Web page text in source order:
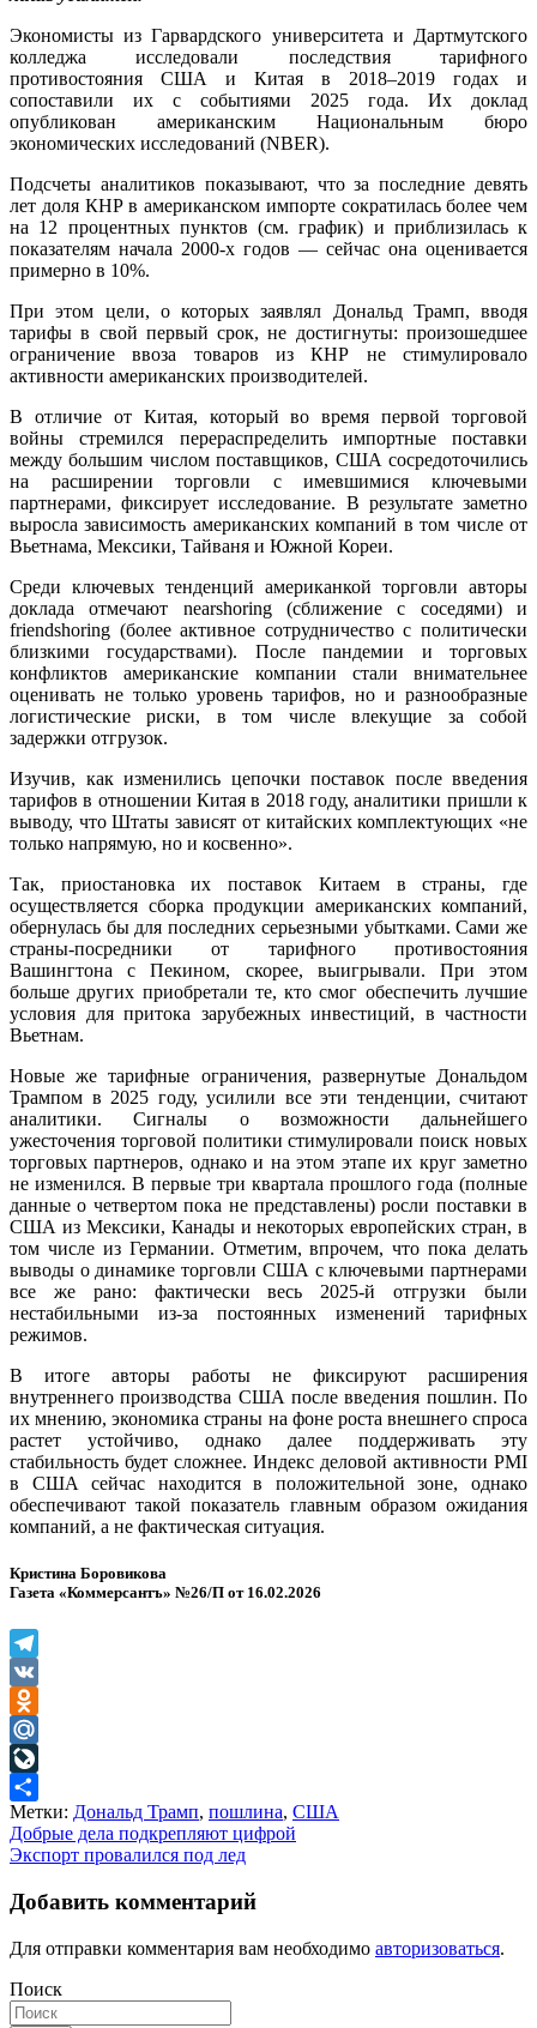
Экономисты из Гарвардского университета и Дартмутского
колледжа исследовали последствия тарифного
противостояния США и Китая в 2018–2019 годах и
сопоставили их с событиями 2025 года. Их доклад
опубликован американским Национальным бюро
экономических исследований (NBER).
Подсчеты аналитиков показывают, что за последние девять
лет доля КНР в американском импорте сократилась более чем
на 12 процентных пунктов (см. график) и приблизилась к
показателям начала 2000-х годов — сейчас она оценивается
примерно в 10%.
При этом цели, о которых заявлял Дональд Трамп, вводя
тарифы в свой первый срок, не достигнуты: произошедшее
ограничение ввоза товаров из КНР не стимулировало
активности американских производителей.
В отличие от Китая, который во время первой торговой
войны стремился перераспределить импортные поставки
между большим числом поставщиков, США сосредоточились
на расширении торговли с имевшимися ключевыми
партнерами, фиксирует исследование. В результате заметно
выросла зависимость американских компаний в том числе от
Вьетнама, Мексики, Тайваня и Южной Кореи.
Среди ключевых тенденций американкой торговли авторы
доклада отмечают nearshoring (сближение с соседями) и
friendshoring (более активное сотрудничество с политически
близкими государствами). После пандемии и торговых
конфликтов американские компании стали внимательнее
оценивать не только уровень тарифов, но и разнообразные
логистические риски, в том числе влекущие за собой
задержки отгрузок.
Изучив, как изменились цепочки поставок после введения
тарифов в отношении Китая в 2018 году, аналитики пришли к
выводу, что Штаты зависят от китайских комплектующих «не
только напрямую, но и косвенно».
Так, приостановка их поставок Китаем в страны, где
осуществляется сборка продукции американских компаний,
обернулась бы для последних серьезными убытками. Сами же
страны-посредники от тарифного противостояния
Вашингтона с Пекином, скорее, выигрывали. При этом
больше других приобретали те, кто смог обеспечить лучшие
условия для притока зарубежных инвестиций, в частности
Вьетнам.
Новые же тарифные ограничения, развернутые Дональдом
Трампом в 2025 году, усилили все эти тенденции, считают
аналитики. Сигналы о возможности дальнейшего
ужесточения торговой политики стимулировали поиск новых
торговых партнеров, однако и на этом этапе их круг заметно
не изменился. В первые три квартала прошлого года (полные
данные о четвертом пока не представлены) росли поставки в
США из Мексики, Канады и некоторых европейских стран, в
том числе из Германии. Отметим, впрочем, что пока делать
выводы о динамике торговли США с ключевыми партнерами
все же рано: фактически весь 2025-й отгрузки были
нестабильными из-за постоянных изменений тарифных
режимов.
В итоге авторы работы не фиксируют расширения
внутреннего производства США после введения пошлин. По
их мнению, экономика страны на фоне роста внешнего спроса
растет устойчиво, однако далее поддерживать эту
стабильность будет сложнее. Индекс деловой активности PMI
в США сейчас находится в положительной зоне, однако
обеспечивают такой показатель главным образом ожидания
компаний, а не фактическая ситуация.
Кристина Боровикова
Газета «Коммерсантъ» №26/П от 16.02.2026
Telegram
VK
Odnoklassniki
Mail.Ru
LiveJournal
Отправить
Метки: Дональд Трамп, пошлина, США
Навигация
по
записям
Добрые дела подкрепляют цифрой
Экспорт провалился под лед
Добавить комментарий
Для отправки комментария вам необходимо авторизоваться.
Поиск